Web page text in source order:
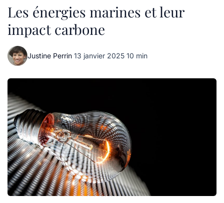
Les énergies marines et leur
impact carbone
Justine Perrin·13 janvier 2025·10 min